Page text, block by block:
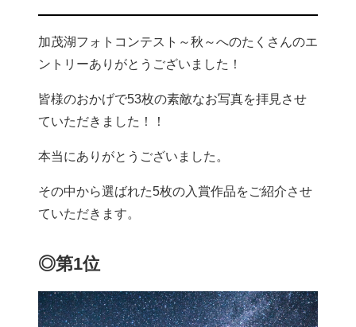
加茂湖フォトコンテスト～秋～へのたくさんのエ
ントリーありがとうございました！
皆様のおかげで53枚の素敵なお写真を拝見させ
ていただきました！！
本当にありがとうございました。
その中から選ばれた5枚の入賞作品をご紹介させ
ていただきます。
◎第1位